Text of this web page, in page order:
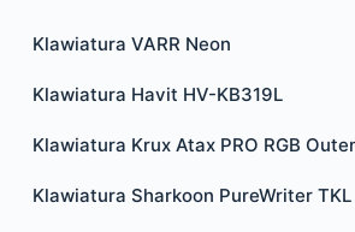
Klawiatura VARR Neon
Klawiatura Havit HV-KB319L
Klawiatura Krux Atax PRO RGB
Klawiatura Sharkoon PureWriter TKL